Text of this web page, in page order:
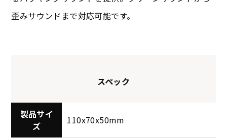
歪みサウンドまで対応可能です。
スペック
製品サイ
ズ
110x70x50mm